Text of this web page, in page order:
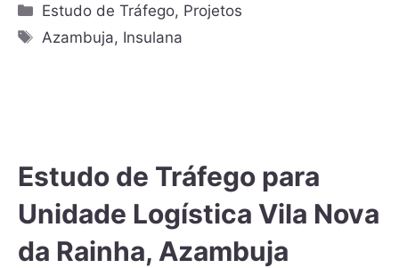
Estudo de Tráfego, Projetos
Azambuja, Insulana
Estudo de Tráfego para
Unidade Logística Vila Nova
da Rainha, Azambuja